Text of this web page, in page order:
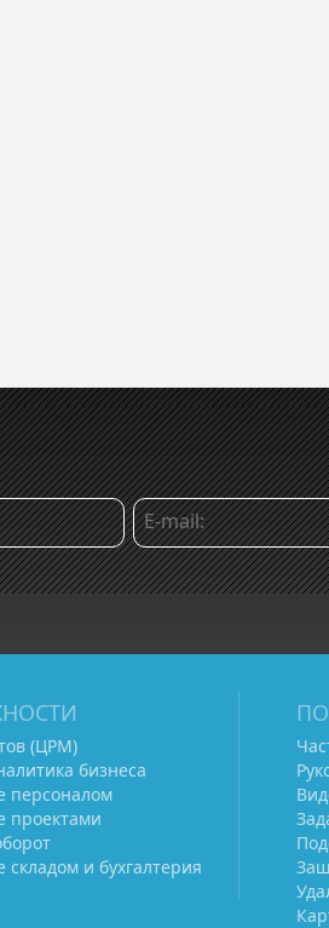
(ЦРМ)
бизнеса
персоналом
проектами
и бухгалтерия